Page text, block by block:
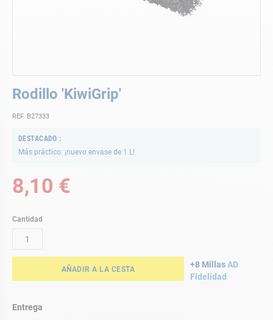
Rodillo 'KiwiGrip'
REF. B27333
DESTACADO
Más práctico: ¡nuevo envase de 1 L!
8,10 €
Cantidad
AÑADIR A LA CESTA +8 MillasAD
Fidelidad
Entrega
al
de
galería
de